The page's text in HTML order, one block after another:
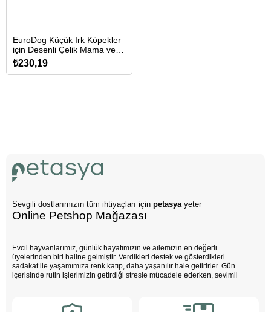
EuroDog Küçük Irk Köpekler
için Desenli Çelik Mama ve
Su Kabı 15,5cm/475ml
(Karışık Renkli)
₺230,19
Sevgili dostlarımızın tüm ihtiyaçları için petasya yeter
Online Petshop Mağazası
Evcil hayvanlarımız, günlük hayatımızın ve ailemizin en değerli
üyelerinden biri haline gelmiştir. Verdikleri destek ve gösterdikleri
sadakat ile yaşamımıza renk katıp, daha yaşanılır hale getirirler. Gün
içerisinde rutin işlerimizin getirdiği stresle mücadele ederken, sevimli
ve duygusal açıdan güçlü bireyler olurlar.